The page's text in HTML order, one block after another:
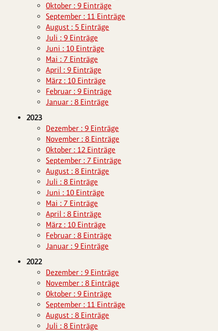
Oktober : 9 Einträge
September : 11 Einträge
August : 5 Einträge
Juli : 9 Einträge
Juni : 10 Einträge
Mai : 7 Einträge
April : 9 Einträge
März : 10 Einträge
Februar : 9 Einträge
Januar : 8 Einträge
2023
Dezember : 9 Einträge
November : 8 Einträge
Oktober : 12 Einträge
September : 7 Einträge
August : 8 Einträge
Juli : 8 Einträge
Juni : 10 Einträge
Mai : 7 Einträge
April : 8 Einträge
März : 10 Einträge
Februar : 8 Einträge
Januar : 9 Einträge
2022
Dezember : 9 Einträge
November : 8 Einträge
Oktober : 9 Einträge
September : 11 Einträge
August : 8 Einträge
Juli : 8 Einträge